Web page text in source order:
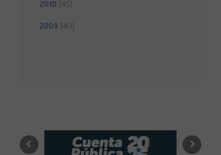
2010 (45)
2009 (40)